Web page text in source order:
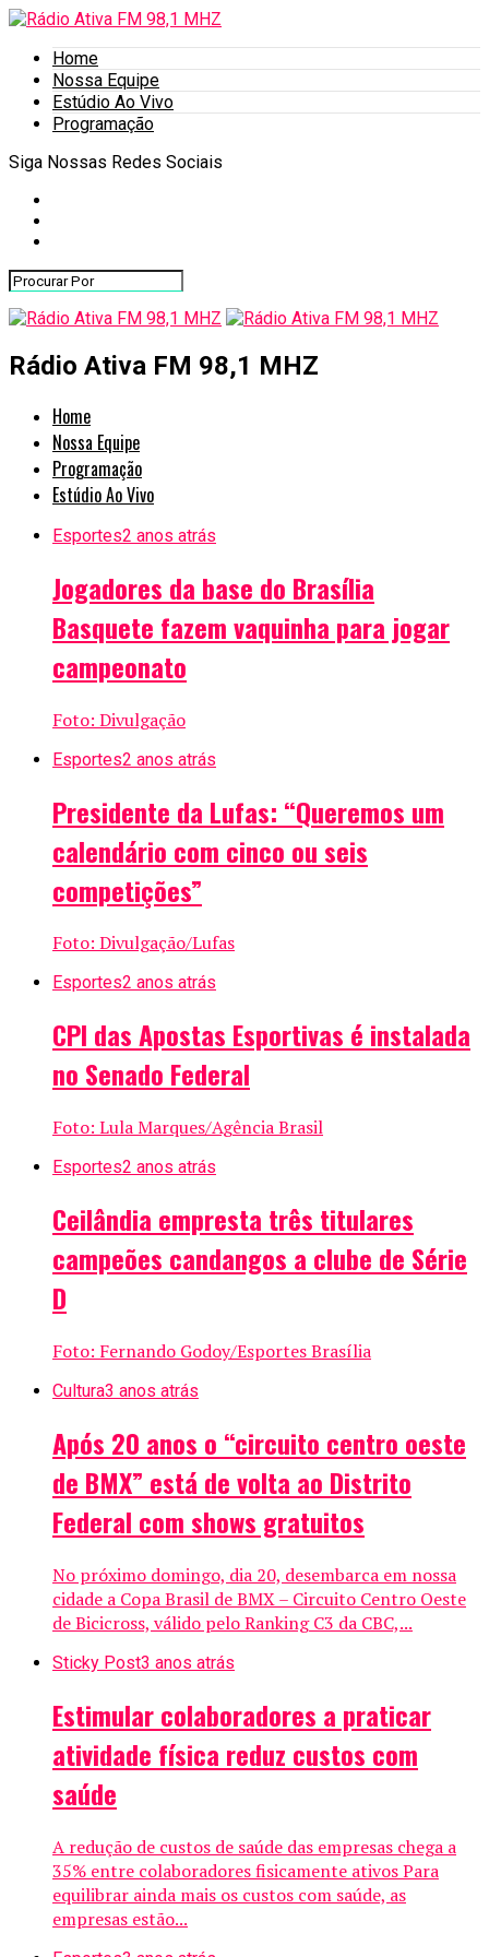
Home
Nossa Equipe
Estúdio Ao Vivo
Programação
Siga Nossas Redes Sociais
Rádio Ativa FM 98,1 MHZ
Home
Nossa Equipe
Programação
Estúdio Ao Vivo
Esportes2 anos atrás
Jogadores da base do Brasília
Basquete fazem vaquinha para jogar
campeonato
Foto: Divulgação
Esportes2 anos atrás
Presidente da Lufas: “Queremos um
calendário com cinco ou seis
competições”
Foto: Divulgação/Lufas
Esportes2 anos atrás
CPI das Apostas Esportivas é instalada
no Senado Federal
Foto: Lula Marques/Agência Brasil
Esportes2 anos atrás
Ceilândia empresta três titulares
campeões candangos a clube de Série
D
Foto: Fernando Godoy/Esportes Brasília
Cultura3 anos atrás
Após 20 anos o “circuito centro oeste
de BMX” está de volta ao Distrito
Federal com shows gratuitos
No próximo domingo, dia 20, desembarca em nossa
cidade a Copa Brasil de BMX – Circuito Centro Oeste
de Bicicross, válido pelo Ranking C3 da CBC,...
Sticky Post3 anos atrás
Estimular colaboradores a praticar
atividade física reduz custos com
saúde
A redução de custos de saúde das empresas chega a
35% entre colaboradores fisicamente ativos Para
equilibrar ainda mais os custos com saúde, as
empresas estão...